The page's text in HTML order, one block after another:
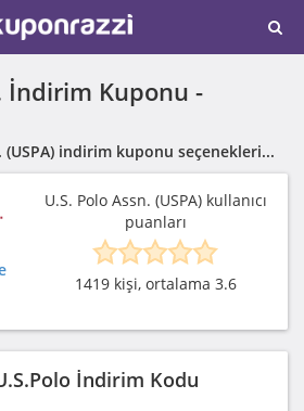
İndirim Kuponu -
(USPA) indirim kuponu seçenekleri...
U.S. Polo Assn. (USPA) kullanıcı
puanları
1419 kişi, ortalama 3.6
İndirim Kodu